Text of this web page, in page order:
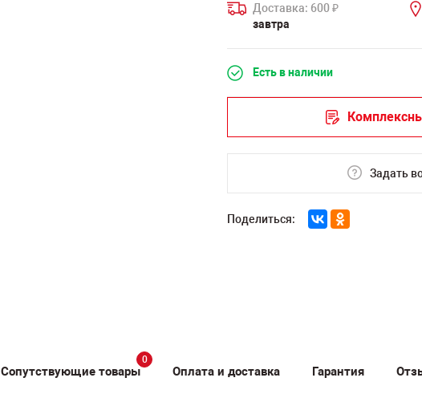
Доставка: 600 ₽
завтра
Есть в наличии
Задать
Поделиться:
Сопутствующие товары
0
Оплата и доставка Гарантия